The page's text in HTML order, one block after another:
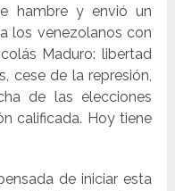
hambre y envió un
los venezolanos con
Maduro: libertad
cese de la represión,
de las elecciones
calificada. Hoy tiene
de iniciar esta